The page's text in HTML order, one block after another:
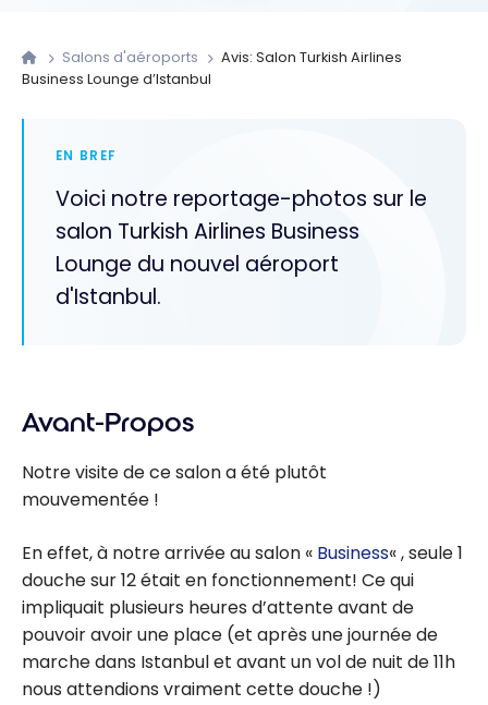
Salons d'aéroports
Avis: Salon Turkish Airlines
Business Lounge d’Istanbul
EN BREF
Voici notre reportage-photos sur le
salon Turkish Airlines Business
Lounge du nouvel aéroport
d'Istanbul.
Avant-Propos
Notre visite de ce salon a été plutôt
mouvementée !
En effet, à notre arrivée au salon « Business« , seule 1
douche sur 12 était en fonctionnement! Ce qui
impliquait plusieurs heures d’attente avant de
pouvoir avoir une place (et après une journée de
marche dans Istanbul et avant un vol de nuit de 11h
nous attendions vraiment cette douche !)